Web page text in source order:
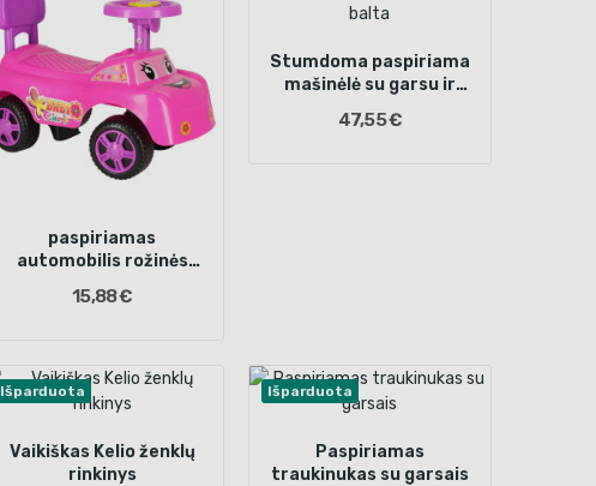
paspiriamas
automobilis rožinės
15,88 €
Stumdoma paspiriama
mašinėlė su garsu ir
47,55 €
Išparduota
Vaikiškas Kelio ženklų
rinkinys
Išparduota
Paspiriamas
traukinukas su garsais